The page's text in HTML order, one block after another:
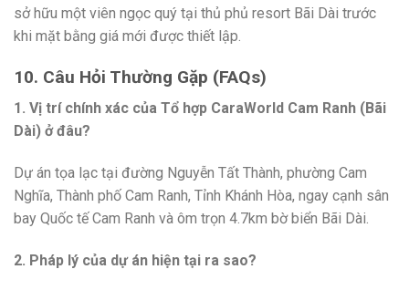
sở hữu một viên ngọc quý tại thủ phủ resort Bãi Dài trước
khi mặt bằng giá mới được thiết lập.
10. Câu Hỏi Thường Gặp (FAQs)
1. Vị trí chính xác của Tổ hợp CaraWorld Cam Ranh (Bãi
Dài) ở đâu?
Dự án tọa lạc tại đường Nguyễn Tất Thành, phường Cam
Nghĩa, Thành phố Cam Ranh, Tỉnh Khánh Hòa, ngay cạnh sân
bay Quốc tế Cam Ranh và ôm trọn 4.7km bờ biển Bãi Dài.
2. Pháp lý của dự án hiện tại ra sao?